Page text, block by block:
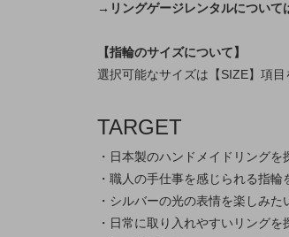
→リングゲージレンタルについて
【指輪のサイズについて】
選択可能なサイズは【SIZE】項目
TARGET
・日本製のハンドメイドリングを
・職人の手仕事を感じられる指輪
・シルバーの光の表情を楽しみた
・日常に取り入れやすいリングを